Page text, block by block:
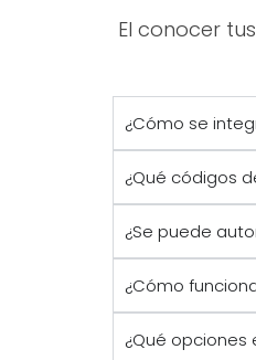
El conocer
¿Cómo se
¿Qué códigos
¿Se puede
¿Cómo
¿Qué opciones